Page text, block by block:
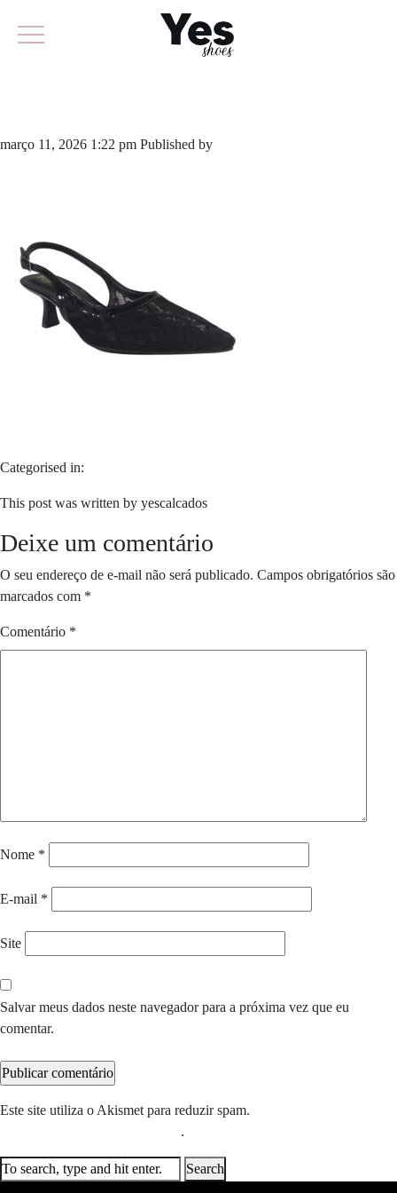
março 11, 2026 1:22 pm Published by
Categorised in:
This post was written by yescalcados
Deixe um comentário
O seu endereço de e-mail não será publicado. Campos obrigatórios são
marcados com *
Comentário *
Nome *
E-mail *
Site
Salvar meus dados neste navegador para a próxima vez que eu
comentar.
Este site utiliza o Akismet para reduzir spam.
.
Search